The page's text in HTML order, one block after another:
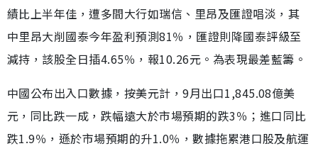
績比上半年佳，遭多間大行如瑞信、里昂及匯證唱淡，其
中里昂大削國泰今年盈利預測81％，匯證則降國泰評級至
減持，該股全日插4.65％，報10.26元。為表現最差藍籌。
中國公布出入口數據，按美元計，9月出口1,845.08億美
元，同比跌一成，跌幅遠大於市場預期的跌3％；進口同比
跌1.9％，遜於市場預期的升1.0％，數據拖累港口股及航運